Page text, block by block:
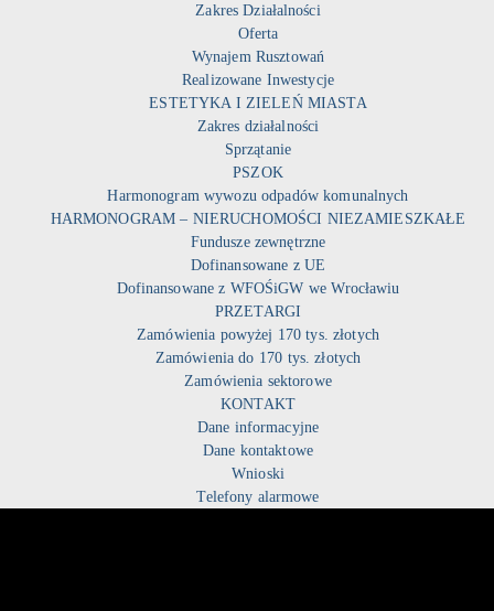
Zakres Działalności
Oferta
Wynajem Rusztowań
Realizowane Inwestycje
ESTETYKA I ZIELEŃ MIASTA
Zakres działalności
Sprzątanie
PSZOK
Harmonogram wywozu odpadów komunalnych
HARMONOGRAM – NIERUCHOMOŚCI NIEZAMIESZKAŁE
Fundusze zewnętrzne
Dofinansowane z UE
Dofinansowane z WFOŚiGW we Wrocławiu
PRZETARGI
Zamówienia powyżej 170 tys. złotych
Zamówienia do 170 tys. złotych
Zamówienia sektorowe
KONTAKT
Dane informacyjne
Dane kontaktowe
Wnioski
Telefony alarmowe